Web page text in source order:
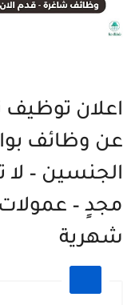
اعلان
الجنسين – لا
مجدٍ –
شهرية